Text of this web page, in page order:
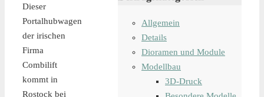
Dieser
Portalhubwagen
der irischen
Firma
Combilift
kommt in
Rostock bei
Allgemein
Details
Dioramen und Module
Modellbau
3D-Druck